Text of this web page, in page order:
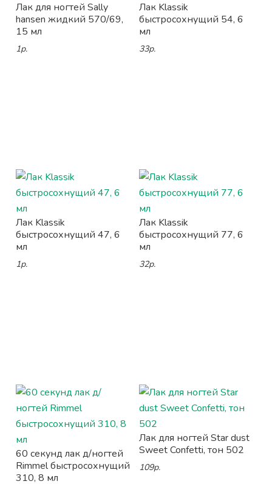
Лак для ногтей Sally
hansen жидкий 570/69,
15 мл
1р.
Лак Klassik
быстросохнущий 54, 6
мл
33р.
Лак Klassik
быстросохнущий 47, 6
мл
1р.
Лак Klassik
быстросохнущий 77, 6
мл
32р.
60 секунд лак д/ногтей
Rimmel быстросохнущий
310, 8 мл
Лак для ногтей Star dust
Sweet Confetti, тон 502
109р.